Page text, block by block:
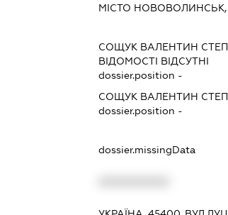
МІСТО
СОЩУК ВАЛЕНТИН
ВІДОМОСТІ ВІДСУТНІ
dossier.position -
СОЩУК ВАЛЕНТИН
dossier.position -
dossier.missingData